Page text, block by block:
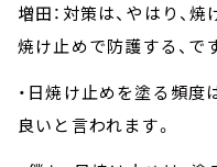
増田：対策は、やはり、
焼け止めで防護する、で
・日焼け止めを塗る頻度
良いと言われます。